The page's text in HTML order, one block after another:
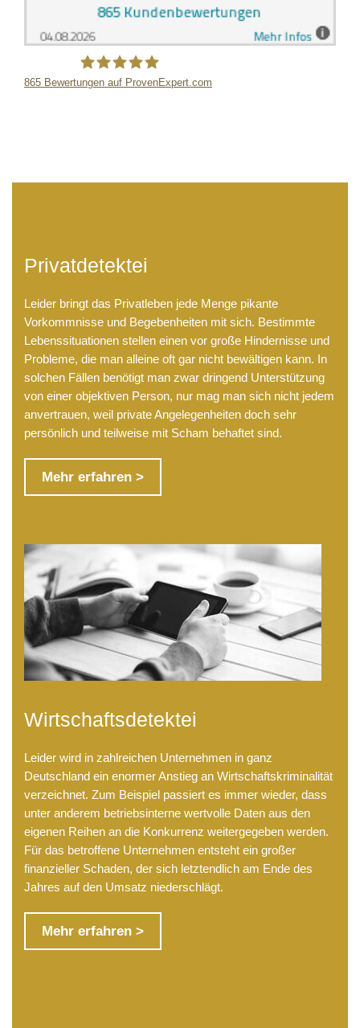
865 Bewertungen auf ProvenExpert.com
Privatdetektei
Leider bringt das Privatleben jede Menge pikante
Vorkommnisse und Begebenheiten mit sich. Bestimmte
Lebenssituationen stellen einen vor große Hindernisse und
Probleme, die man alleine oft gar nicht bewältigen kann. In
solchen Fällen benötigt man zwar dringend Unterstützung
von einer objektiven Person, nur mag man sich nicht jedem
anvertrauen, weil private Angelegenheiten doch sehr
persönlich und teilweise mit Scham behaftet sind.
Mehr erfahren >
Wirtschaftsdetektei
Leider wird in zahlreichen Unternehmen in ganz
Deutschland ein enormer Anstieg an Wirtschaftskriminalität
verzeichnet. Zum Beispiel passiert es immer wieder, dass
unter anderem betriebsinterne wertvolle Daten aus den
eigenen Reihen an die Konkurrenz weitergegeben werden.
Für das betroffene Unternehmen entsteht ein großer
finanzieller Schaden, der sich letztendlich am Ende des
Jahres auf den Umsatz niederschlägt.
Mehr erfahren >